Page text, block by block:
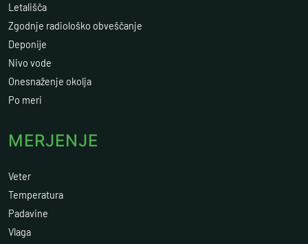
Letališča
Zgodnje radiološko obveščanje
Deponije
Nivo vode
Onesnaženje okolja
Po meri
MERJENJE
Veter
Temperatura
Padavine
Vlaga